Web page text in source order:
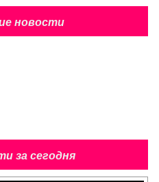
новости
за сегодня